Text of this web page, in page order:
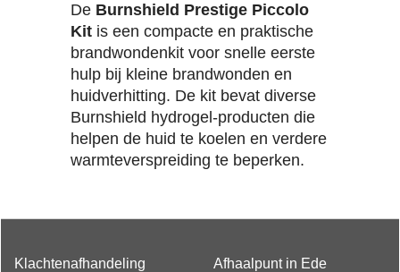
De Burnshield Prestige Piccolo
Kit is een compacte en praktische
brandwondenkit voor snelle eerste
hulp bij kleine brandwonden en
huidverhitting. De kit bevat diverse
Burnshield hydrogel-producten die
helpen de huid te koelen en verdere
warmteverspreiding te beperken.
Klachtenafhandeling
Afhaalpunt in Ede